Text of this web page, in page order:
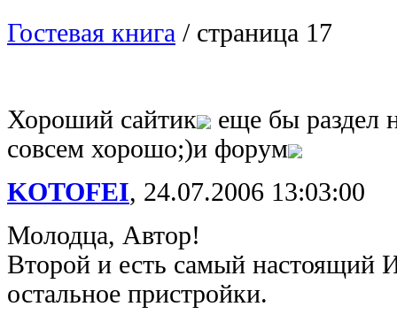
Гостевая книга / cтраница 17
Хороший сайтик
еще бы раздел
совсем хорошо;)и форум
KOTOFEI, 24.07.2006 13:03:00
Молодца, Автор!
Второй и есть самый настоящий
остальное пристройки.